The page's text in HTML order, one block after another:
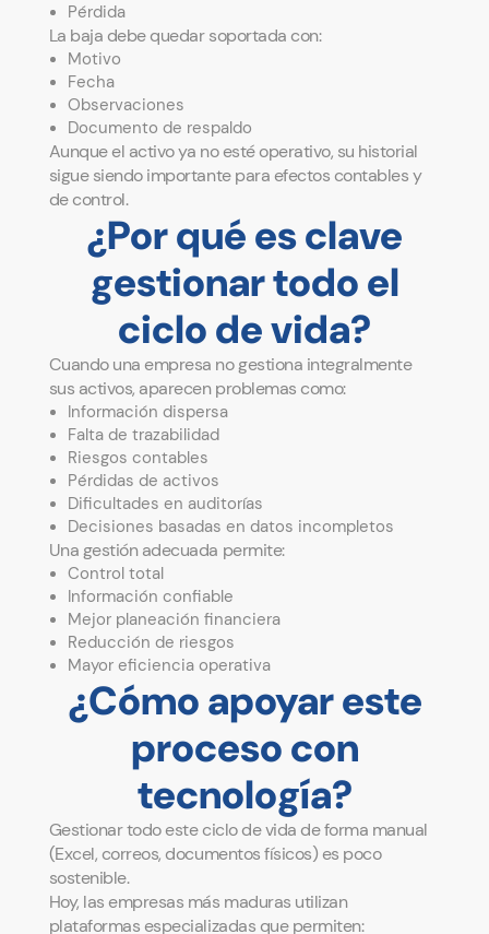
Pérdida
La baja debe quedar soportada con:
Motivo
Fecha
Observaciones
Documento de respaldo
Aunque el activo ya no esté operativo, su historial
sigue siendo importante para efectos contables y
de control.
¿Por qué es clave
gestionar todo el
ciclo de vida?
Cuando una empresa no gestiona integralmente
sus activos, aparecen problemas como:
Información dispersa
Falta de trazabilidad
Riesgos contables
Pérdidas de activos
Dificultades en auditorías
Decisiones basadas en datos incompletos
Una gestión adecuada permite:
Control total
Información confiable
Mejor planeación financiera
Reducción de riesgos
Mayor eficiencia operativa
¿Cómo apoyar este
proceso con
tecnología?
Gestionar todo este ciclo de vida de forma manual
(Excel, correos, documentos físicos) es poco
sostenible.
Hoy, las empresas más maduras utilizan
plataformas especializadas que permiten: